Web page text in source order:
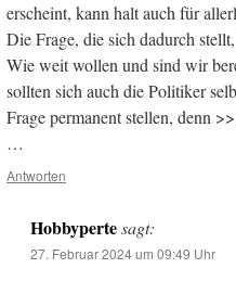
erscheint, kann halt auch für
Die Frage, die sich dadurch
Wie weit wollen und sind wir
sollten sich auch die Politiker
Frage permanent stellen, denn
…
Antworten
Hobbyperte sagt:
27. Februar 2024 um 09:49 Uhr